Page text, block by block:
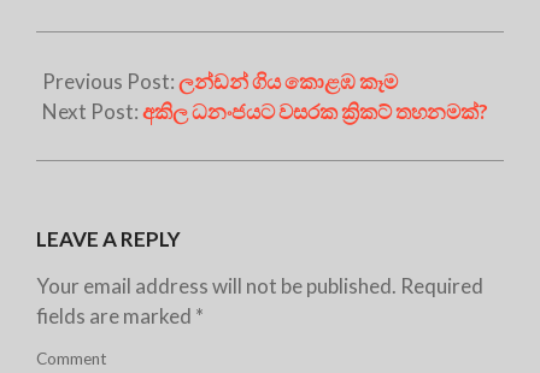
Previous Post:ලන්ඩන් ගිය කොළඹ කෑම
Next Post:අකිල ධනංජයට වසරක ක්‍රිකට් තහනමක්?
LEAVE A REPLY
Your email address will not be published. Required
fields are marked *
Comment